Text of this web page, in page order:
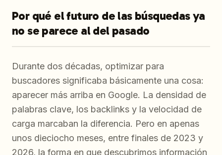
Por qué el futuro de las búsquedas ya
no se parece al del pasado
Durante dos décadas, optimizar para
buscadores significaba básicamente una cosa:
aparecer más arriba en Google. La densidad de
palabras clave, los backlinks y la velocidad de
carga marcaban la diferencia. Pero en apenas
unos dieciocho meses, entre finales de 2023 y
2026, la forma en que descubrimos información